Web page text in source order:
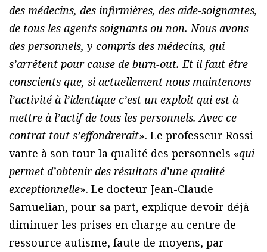
des médecins, des infirmières, des aide-soignantes,
de tous les agents soignants ou non. Nous avons
des personnels, y compris des médecins, qui
s’arrêtent pour cause de burn-out. Et il faut être
conscients que, si actuellement nous maintenons
l’activité à l’identique c’est un exploit qui est à
mettre à l’actif de tous les personnels. Avec ce
contrat tout s’effondrerait». Le professeur Rossi
vante à son tour la qualité des personnels «qui
permet d’obtenir des résultats d’une qualité
exceptionnelle». Le docteur Jean-Claude
Samuelian, pour sa part, explique devoir déjà
diminuer les prises en charge au centre de
ressource autisme, faute de moyens, par